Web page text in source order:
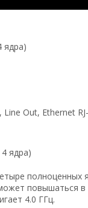
ядра)
Out, Ethernet
ядра)
полноценных
повышаться
4.0 ГГц.